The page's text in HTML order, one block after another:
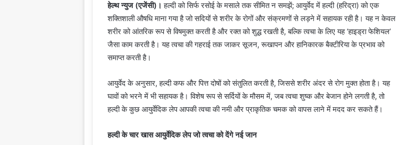
हेल्थ न्युज (एजेंसी)। हल्दी को सिर्फ रसोई के मसाले तक सीमित न समझें; आयुर्वेद में हल्दी (हरिद्रा) को एक
शक्तिशाली औषधि माना गया है जो सदियों से शरीर के रोगों और संक्रमणों से लड़ने में सहायक रही है। यह न केवल
शरीर को आंतरिक रूप से विषमुक्त करती है और रक्त को शुद्ध रखती है, बल्कि त्वचा के लिए यह ‘हाइड्रा फेशियल’
जैसा काम करती है। यह त्वचा की गहराई तक जाकर सूजन, रूखापन और हानिकारक बैक्टीरिया के प्रभाव को
समाप्त करती है।
आयुर्वेद के अनुसार, हल्दी कफ और पित्त दोषों को संतुलित करती है, जिससे शरीर अंदर से रोग मुक्त होता है। यह
घावों को भरने में भी सहायक है। विशेष रूप से सर्दियों के मौसम में, जब त्वचा शुष्क और बेजान होने लगती है, तो
हल्दी के कुछ आयुर्वेदिक लेप आपकी त्वचा की नमी और प्राकृतिक चमक को वापस लाने में मदद कर सकते हैं।
हल्दी के चार खास आयुर्वेदिक लेप जो त्वचा को देंगे नई जान